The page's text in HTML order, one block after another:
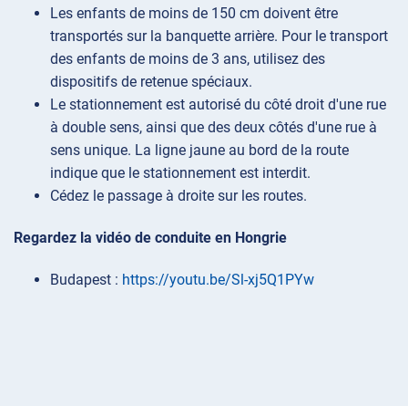
Les enfants de moins de 150 cm doivent être
transportés sur la banquette arrière. Pour le transport
des enfants de moins de 3 ans, utilisez des
dispositifs de retenue spéciaux.
Le stationnement est autorisé du côté droit d'une rue
à double sens, ainsi que des deux côtés d'une rue à
sens unique. La ligne jaune au bord de la route
indique que le stationnement est interdit.
Cédez le passage à droite sur les routes.
Regardez la vidéo de conduite en Hongrie
Budapest : https://youtu.be/Sl-xj5Q1PYw